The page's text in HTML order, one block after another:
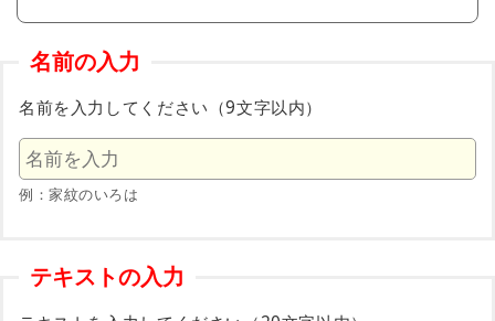
名前の入力
名前を入力してください（9文字以内）
例：家紋のいろは
テキストの入力